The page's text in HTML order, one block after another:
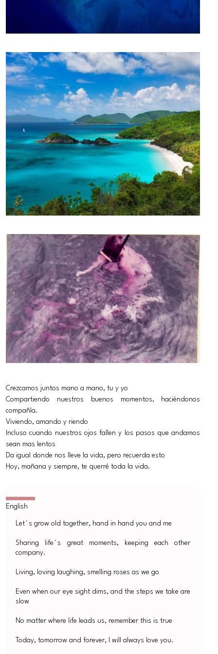
Crezcamos juntos mano a mano, tu y yo
Compartiendo nuestros buenos momentos, haciéndonos
compañía.
Viviendo, amando y riendo
Incluso cuando nuestros ojos fallen y los pasos que andamos
sean mas lentos
Da igual donde nos lleve la vida, pero recuerda esto
Hoy, mañana y siempre, te querré toda la vida.
Let´s grow old together, hand in hand you and me
Sharing life´s great moments, keeping each other
company.
Living, loving laughing, smelling roses as we go
Even when our eye sight dims, and the steps we take are
slow
No matter where life leads us, remember this is true
Today, tomorrow and forever, I will always love you.